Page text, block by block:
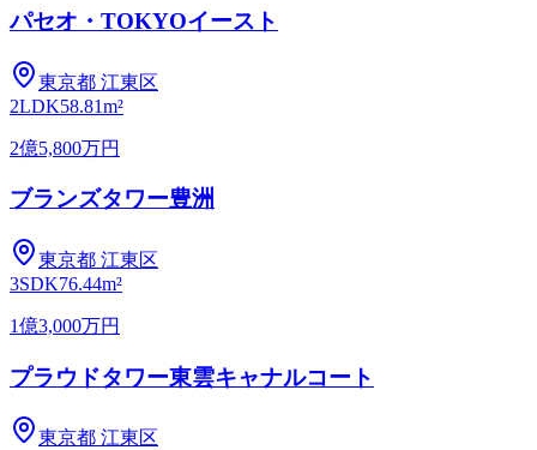
パセオ・TOKYOイースト
東京都 江東区
2LDK58.81m²
2億5,800万円
ブランズタワー豊洲
東京都 江東区
3SDK76.44m²
1億3,000万円
プラウドタワー東雲キャナルコート
東京都 江東区